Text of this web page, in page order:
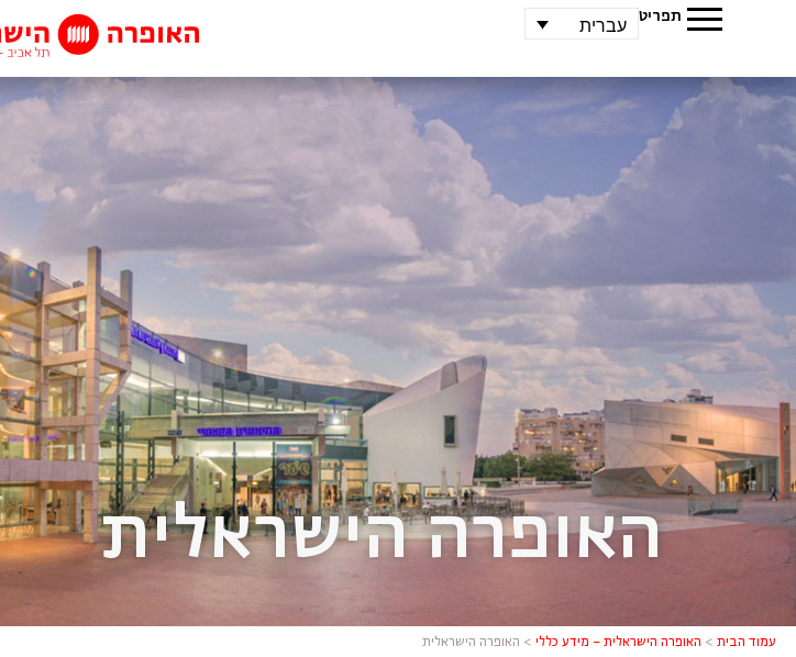
תפריט עברית
האופרה הישראלית
עמוד הבית > האופרה הישראלית – מידע כללי > האופרה הישראלית